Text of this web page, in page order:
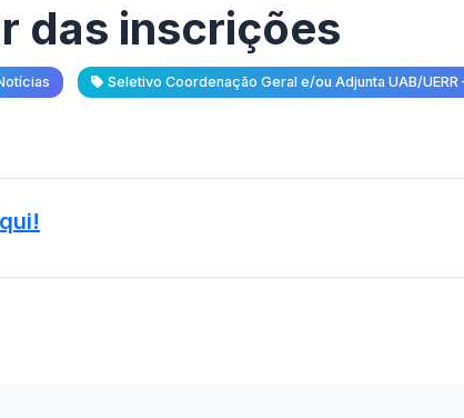
das inscrições
Seletivo Coordenação Geral e/ou Adjunta UAB/UERR